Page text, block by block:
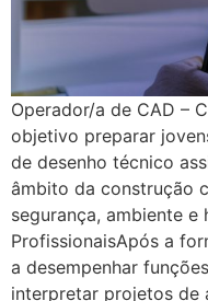
Operador/a de CAD –
objetivo preparar
de desenho técnico
âmbito da construção
segurança, ambiente e
ProfissionaisApós a
a desempenhar
interpretar projetos de